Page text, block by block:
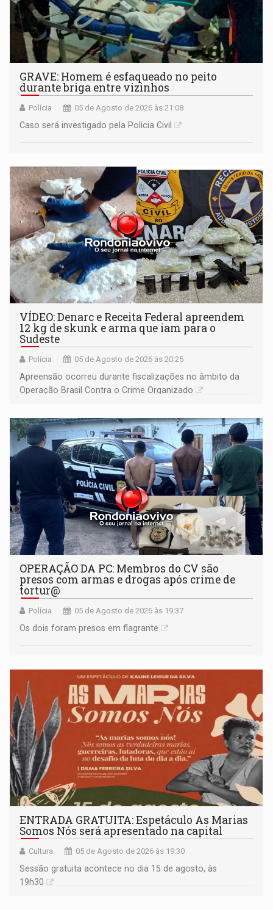
GRAVE: Homem é esfaqueado no peito
durante briga entre vizinhos
Polícia 05 de Agosto de 2026 às 21:08
Caso será investigado pela Polícia Civil
VÍDEO: Denarc e Receita Federal apreendem
12 kg de skunk e arma que iam para o
Sudeste
Polícia 05 de Agosto de 2026 às 20:25
Apreensão ocorreu durante fiscalizações no âmbito da
Operação Brasil Contra o Crime Organizado
OPERAÇÃO DA PC: Membros do CV são
presos com armas e drogas após crime de
tortur@
Polícia 05 de Agosto de 2026 às 19:37
Os dois foram presos em flagrante
ENTRADA GRATUITA: Espetáculo As Marias
Somos Nós será apresentado na capital
Cultura 05 de Agosto de 2026 às 19:30
Sessão gratuita acontece no dia 15 de agosto, às
19h30